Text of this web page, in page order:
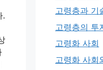
.
고령층과 기
고령층의 투
고령화 사회
고령화 사회